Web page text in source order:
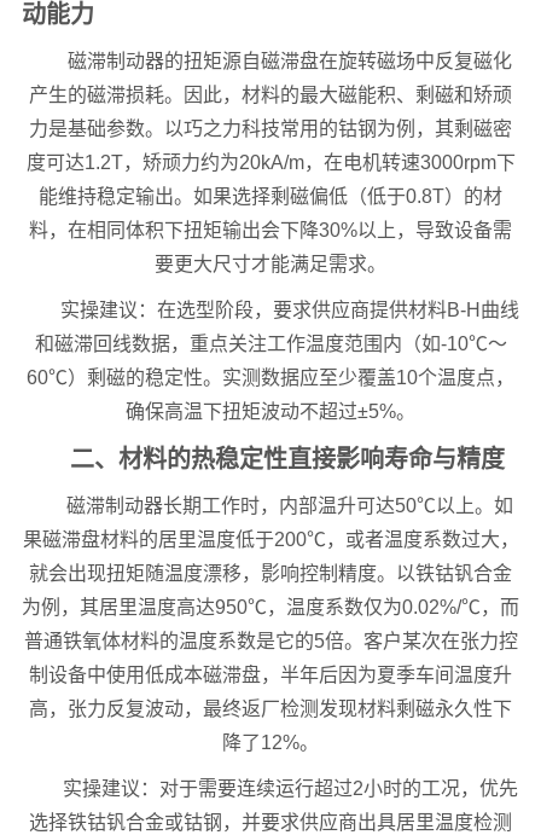
动能力
磁滞制动器的扭矩源自磁滞盘在旋转磁场中反复磁化
产生的磁滞损耗。因此，材料的最大磁能积、剩磁和矫顽
力是基础参数。以巧之力科技常用的钴钢为例，其剩磁密
度可达1.2T，矫顽力约为20kA/m，在电机转速3000rpm下
能维持稳定输出。如果选择剩磁偏低（低于0.8T）的材
料，在相同体积下扭矩输出会下降30%以上，导致设备需
要更大尺寸才能满足需求。
实操建议：在选型阶段，要求供应商提供材料B-H曲线
和磁滞回线数据，重点关注工作温度范围内（如-10℃～
60℃）剩磁的稳定性。实测数据应至少覆盖10个温度点，
确保高温下扭矩波动不超过±5%。
二、材料的热稳定性直接影响寿命与精度
磁滞制动器长期工作时，内部温升可达50℃以上。如
果磁滞盘材料的居里温度低于200℃，或者温度系数过大，
就会出现扭矩随温度漂移，影响控制精度。以铁钴钒合金
为例，其居里温度高达950℃，温度系数仅为0.02%/℃，而
普通铁氧体材料的温度系数是它的5倍。客户某次在张力控
制设备中使用低成本磁滞盘，半年后因为夏季车间温度升
高，张力反复波动，最终返厂检测发现材料剩磁永久性下
降了12%。
实操建议：对于需要连续运行超过2小时的工况，优先
选择铁钴钒合金或钴钢，并要求供应商出具居里温度检测